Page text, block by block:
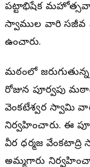
పట్టాభిషేక
స్వాముల వారి సజీవ
ఉంచారు.
మఠంలో
రోజున పూర్వపు
వెంకటేశ్వర స్వామి
నిర్వహించారు. ఈ
వీర ధర్మజ
అమ్మగారు